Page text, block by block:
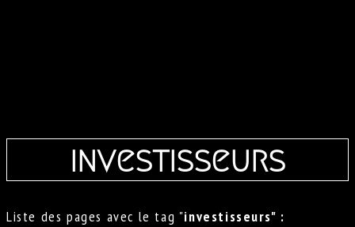
investisseurs
Liste des pages avec le tag "investisseurs" :